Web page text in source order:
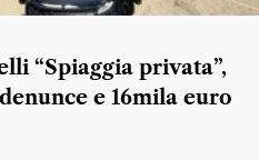
“Spiaggia privata”,
e 16mila euro